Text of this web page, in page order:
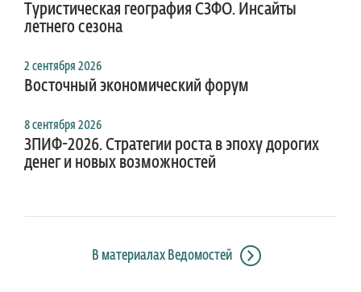
Туристическая география СЗФО. Инсайты
летнего сезона
2 сентября 2026
Восточный экономический форум
8 сентября 2026
ЗПИФ-2026. Стратегии роста в эпоху дорогих
денег и новых возможностей
В материалах Ведомостей